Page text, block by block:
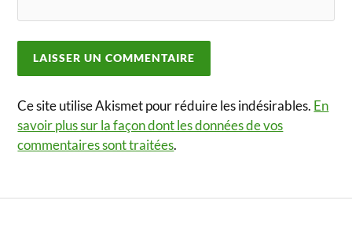
Ce site utilise Akismet pour réduire les indésirables. En
savoir plus sur la façon dont les données de vos
commentaires sont traitées.